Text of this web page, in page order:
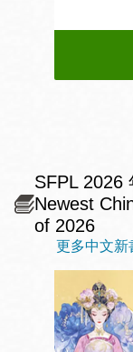
SFPL 2026
Newest
of 2026
更多中文新